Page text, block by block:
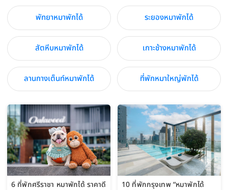
พัทยาหมาพักได้ ระยองหมาพักได้
สัตหีบหมาพักได้ เกาะช้างหมาพักได้
ลานกางเต็นท์หมาพักได้ ที่พักหมาใหญ่พักได้
6 ที่พักศรีราชา หมาพักได้ ราคาดี
10 ที่พักกรุงเทพ “หมาพักได้